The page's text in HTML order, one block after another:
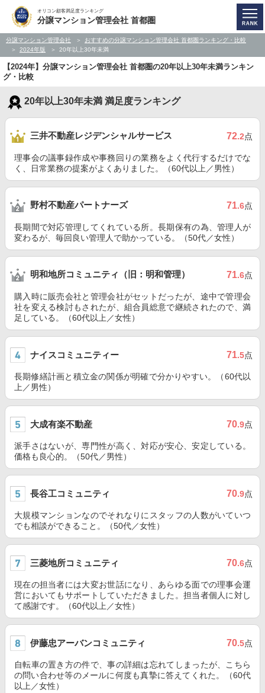
オリコン顧客満足度ランキング
分譲マンション管理会社 首都圏
分譲マンション管理会社
おすすめの分譲マンション管理会社 首都圏ランキング・比較
2024年版
20年以上30年未満
【2024年】分譲マンション管理会社 首都圏の20年以上30年未満ランキン
グ・比較
20年以上30年未満 満足度ランキング
三井不動産レジデンシャルサービス 72.2点
理事会の議事録作成や事務回りの業務をよく代行するだけでな
く、日常業務の提案がよくありました。（60代以上／男性）
野村不動産パートナーズ 71.6点
長期間で対応管理してくれている所。長期保有の為、管理人が
変わるが、毎回良い管理人で助かっている。（50代／女性）
明和地所コミュニティ（旧：明和管理） 71.6点
購入時に販売会社と管理会社がセットだったが、途中で管理会
社を変える検討もされたが、組合員総意で継続されたので、満
足している。（60代以上／女性）
ナイスコミュニティー 71.5点
長期修繕計画と積立金の関係が明確で分かりやすい。（60代以
上／男性）
大成有楽不動産 70.9点
派手さはないが、専門性が高く、対応が安心、安定している。
価格も良心的。（50代／男性）
長谷工コミュニティ 70.9点
大規模マンションなのでそれなりにスタッフの人数がいていつ
でも相談ができること。（50代／女性）
三菱地所コミュニティ 70.6点
現在の担当者には大変お世話になり、あらゆる面での理事会運
営においてもサポートしていただきました。担当者個人に対し
て感謝です。（60代以上／女性）
伊藤忠アーバンコミュニティ 70.5点
自転車の置き方の件で、事の詳細は忘れてしまったが、こちら
の問い合わせ等のメールに何度も真摯に答えてくれた。（60代
以上／女性）